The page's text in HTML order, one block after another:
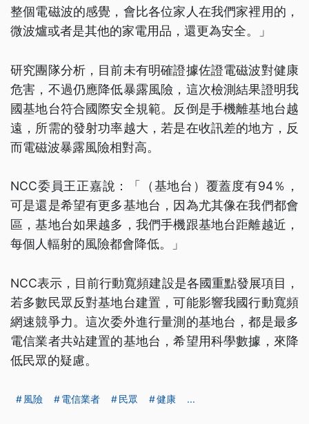
整個電磁波的感覺，會比各位家人在我們家裡用的，
微波爐或者是其他的家電用品，還更為安全。」
研究團隊分析，目前未有明確證據佐證電磁波對健康
危害，不過仍應降低暴露風險，這次檢測結果證明我
國基地台符合國際安全規範。反倒是手機離基地台越
遠，所需的發射功率越大，若是在收訊差的地方，反
而電磁波暴露風險相對高。
NCC委員王正嘉說：「（基地台）覆蓋度有94％，
可是還是希望有更多基地台，因為尤其像在我們都會
區，基地台如果越多，我們手機跟基地台距離越近，
每個人輻射的風險都會降低。」
NCC表示，目前行動寬頻建設是各國重點發展項目，
若多數民眾反對基地台建置，可能影響我國行動寬頻
網速競爭力。這次委外進行量測的基地台，都是最多
電信業者共站建置的基地台，希望用科學數據，來降
低民眾的疑慮。
風險 電信業者 民眾 健康 ...